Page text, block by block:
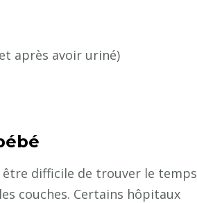
après avoir uriné)
difficile de trouver le temps
couches. Certains hôpitaux